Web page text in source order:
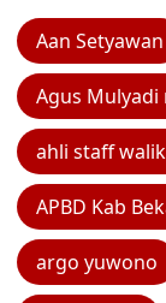
Aan Setyawan
Agus Mulyadi
ahli staff
APBD Kab
argo yuwono